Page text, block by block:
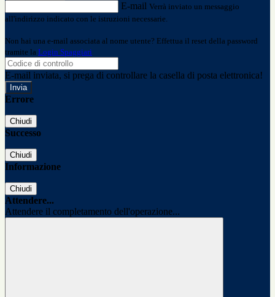
E-mail Verrà inviato un messaggio
all'indirizzo indicato con le istruzioni necessarie.
Non hai una e-mail associata al nome utente? Effettua il reset della password
tramite la Login Spaggiari
E-mail inviata, si prega di controllare la casella di posta elettronica!
Errore
Chiudi
Successo
Chiudi
Informazione
Chiudi
Attendere...
Attendere il completamento dell'operazione...